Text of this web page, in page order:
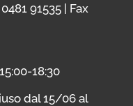
91535| Fax
18:30
dal 15/06 al